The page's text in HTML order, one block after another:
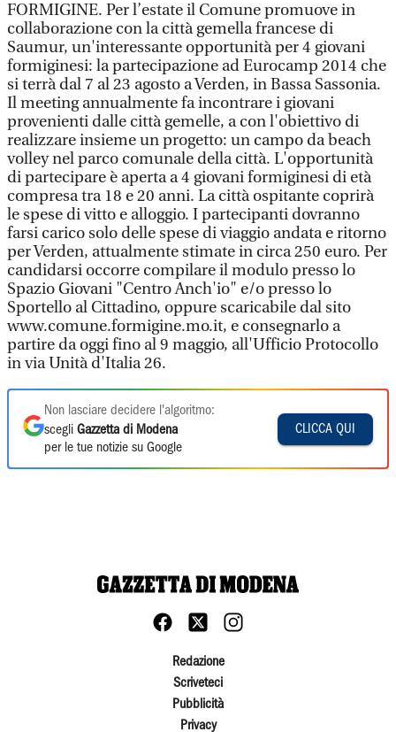
FORMIGINE. Per l’estate il Comune promuove in
collaborazione con la città gemella francese di
Saumur, un'interessante opportunità per 4 giovani
formiginesi: la partecipazione ad Eurocamp 2014 che
si terrà dal 7 al 23 agosto a Verden, in Bassa Sassonia.
Il meeting annualmente fa incontrare i giovani
provenienti dalle città gemelle, a con l'obiettivo di
realizzare insieme un progetto: un campo da beach
volley nel parco comunale della città. L'opportunità
di partecipare è aperta a 4 giovani formiginesi di età
compresa tra 18 e 20 anni. La città ospitante coprirà
le spese di vitto e alloggio. I partecipanti dovranno
farsi carico solo delle spese di viaggio andata e ritorno
per Verden, attualmente stimate in circa 250 euro. Per
candidarsi occorre compilare il modulo presso lo
Spazio Giovani "Centro Anch'io" e/o presso lo
Sportello al Cittadino, oppure scaricabile dal sito
www.comune.formigine.mo.it, e consegnarlo a
partire da oggi fino al 9 maggio, all'Ufficio Protocollo
in via Unità d'Italia 26.
Non lasciare decidere l'algoritmo:
scegli Gazzetta di Modena
per le tue notizie su Google
CLICCA QUI
Redazione
Scriveteci
Pubblicità
Privacy